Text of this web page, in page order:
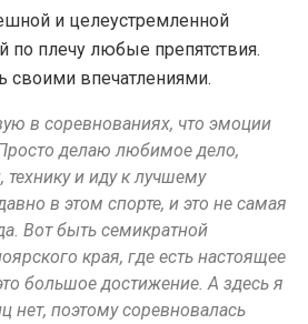
и целеустремленной
по плечу любые препятствия.
своими впечатлениями.
в соревнованиях, что эмоции
делаю любимое дело,
и иду к лучшему
в этом спорте, и это не самая
Вот быть семикратной
края, где есть настоящее
большое достижение. А здесь я
нет, поэтому соревновалась